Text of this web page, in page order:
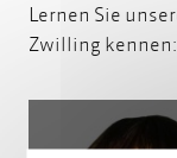
Lernen Sie
Zwilling kennen: